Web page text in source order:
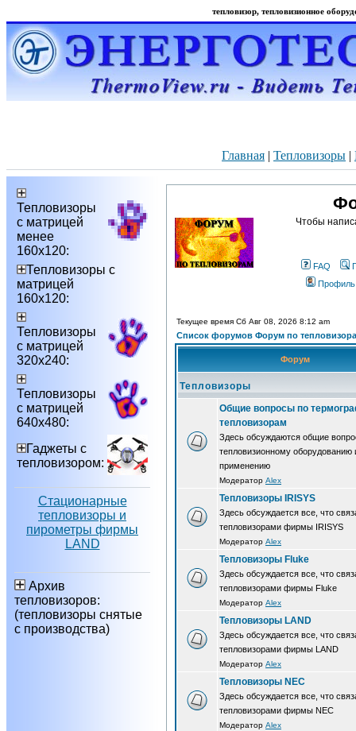
тепловизор, тепловизионное
Главная | Тепловизоры |
Тепловизоры
с матрицей
менее
160х120:
Тепловизоры с
матрицей
160х120:
Тепловизоры
с матрицей
320х240:
Тепловизоры
с матрицей
640х480:
Гаджеты с
тепловизором:
Стационарные
тепловизоры и
пирометры фирмы
LAND
Архив
тепловизоров:
(тепловизоры снятые
с производства)
Чтобы
FAQ
Профиль
Текущее время Сб Авг 08, 2026 8:12 am
Список форумов Форум по
Форум
Тепловизоры
Общие вопросы по
тепловизорам
Здесь обсуждаются общие
тепловизионному оборудованию
применению
Модератор Alex
Тепловизоры IRISYS
Здесь обсуждается все, что
тепловизорами фирмы IRISYS
Модератор Alex
Тепловизоры Fluke
Здесь обсуждается все, что
тепловизорами фирмы Fluke
Модератор Alex
Тепловизоры LAND
Здесь обсуждается все, что
тепловизорами фирмы LAND
Модератор Alex
Тепловизоры NEC
Здесь обсуждается все, что
тепловизорами фирмы NEC
Модератор Alex